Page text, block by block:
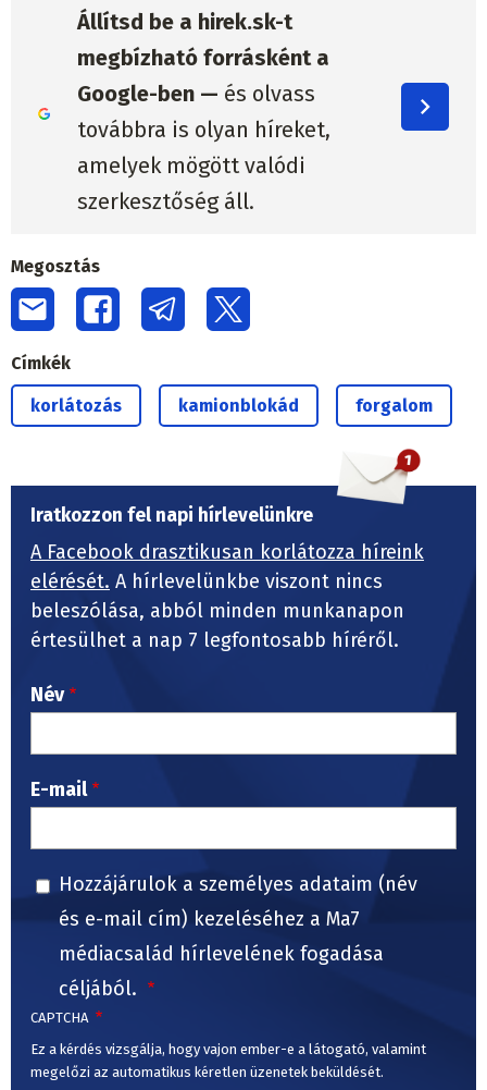
Állítsd be a hirek.sk-t
megbízható forrásként a
Google-ben — és olvass
továbbra is olyan híreket,
amelyek mögött valódi
szerkesztőség áll.
Megosztás
Címkék
korlátozás kamionblokád forgalom
Iratkozzon fel napi hírlevelünkre
A Facebook drasztikusan korlátozza híreink
elérését. A hírlevelünkbe viszont nincs
beleszólása, abból minden munkanapon
értesülhet a nap 7 legfontosabb híréről.
Név
E-mail
Hozzájárulok a személyes adataim (név
és e-mail cím) kezeléséhez a Ma7
médiacsalád hírlevelének fogadása
céljából.
CAPTCHA
Ez a kérdés vizsgálja, hogy vajon ember-e a látogató, valamint
megelőzi az automatikus kéretlen üzenetek beküldését.